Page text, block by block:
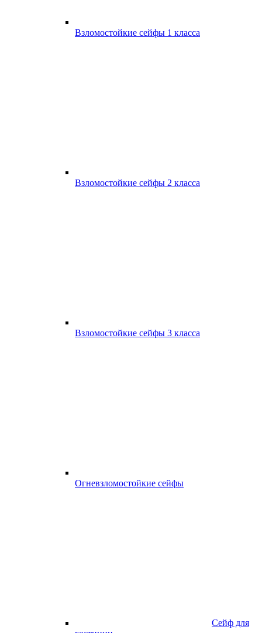
Взломостойкие сейфы 1 класса
Взломостойкие сейфы 2 класса
Взломостойкие сейфы 3 класса
Огневзломостойкие сейфы
Сейф для